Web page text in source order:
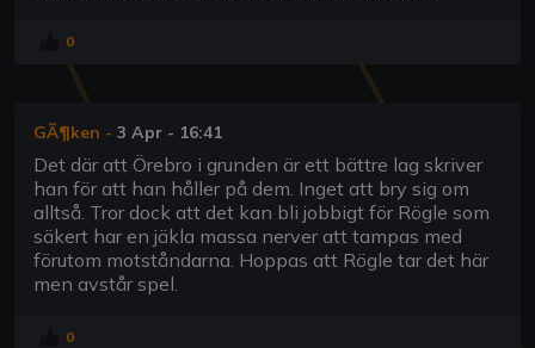
0
GÃ¶ken - 3 Apr - 16:41
Det där att Örebro i grunden är ett bättre lag skriver
han för att han håller på dem. Inget att bry sig om
alltså. Tror dock att det kan bli jobbigt för Rögle som
säkert har en jäkla massa nerver att tampas med
förutom motståndarna. Hoppas att Rögle tar det här
men avstår spel.
0